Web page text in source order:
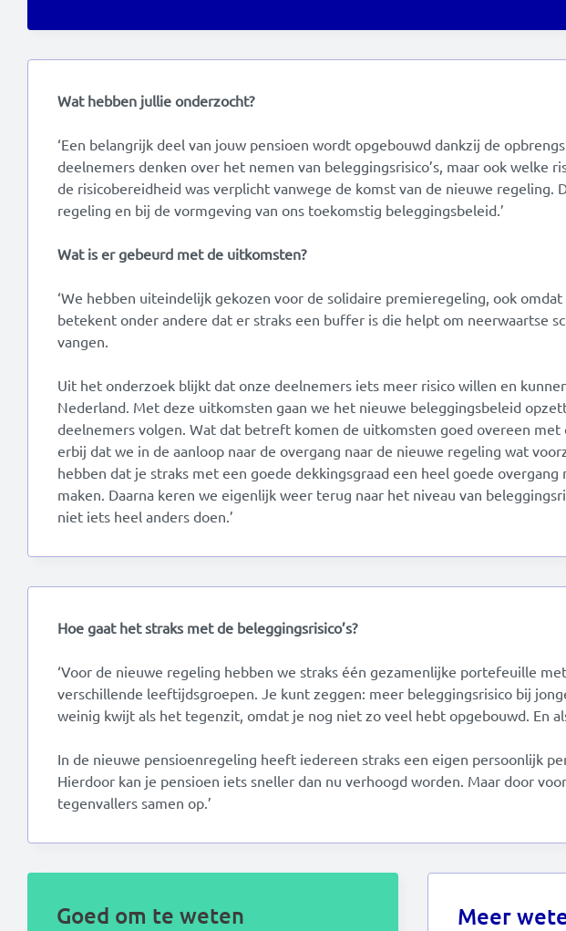
Wat hebben jullie onderzocht?
‘Een belangrijk deel van jouw pensioen wordt opgebouwd dankzij de
deelnemers denken over het nemen van beleggingsrisico’s, maar ook welke
de risicobereidheid was verplicht vanwege de komst van de nieuwe regeling.
regeling en bij de vormgeving van ons toekomstig beleggingsbeleid.’
Wat is er gebeurd met de uitkomsten?
‘We hebben uiteindelijk gekozen voor de solidaire premieregeling, ook
betekent onder andere dat er straks een buffer is die helpt om neerwaartse
vangen.
Uit het onderzoek blijkt dat onze deelnemers iets meer risico willen en
Nederland. Met deze uitkomsten gaan we het nieuwe beleggingsbeleid
deelnemers volgen. Wat dat betreft komen de uitkomsten goed overeen met
erbij dat we in de aanloop naar de overgang naar de nieuwe regeling wat
hebben dat je straks met een goede dekkingsgraad een heel goede
maken. Daarna keren we eigenlijk weer terug naar het niveau van
niet iets heel anders doen.’
Hoe gaat het straks met de beleggingsrisico’s?
‘Voor de nieuwe regeling hebben we straks één gezamenlijke portefeuille
verschillende leeftijdsgroepen. Je kunt zeggen: meer beleggingsrisico bij
weinig kwijt als het tegenzit, omdat je nog niet zo veel hebt opgebouwd. En
In de nieuwe pensioenregeling heeft iedereen straks een eigen persoonlijk
Hierdoor kan je pensioen iets sneller dan nu verhoogd worden. Maar door
tegenvallers samen op.’
Goed om te weten Meer